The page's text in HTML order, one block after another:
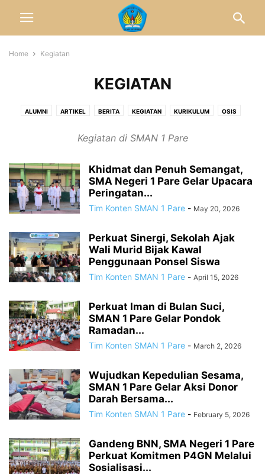
Home Kegiatan
KEGIATAN
ALUMNI ARTIKEL BERITA KEGIATAN KURIKULUM OSIS
Kegiatan di SMAN 1 Pare
Khidmat dan Penuh Semangat,
SMA Negeri 1 Pare Gelar Upacara
Peringatan...
Tim Konten SMAN 1 Pare - May 20, 2026
Perkuat Sinergi, Sekolah Ajak
Wali Murid Bijak Kawal
Penggunaan Ponsel Siswa
Tim Konten SMAN 1 Pare - April 15, 2026
Perkuat Iman di Bulan Suci,
SMAN 1 Pare Gelar Pondok
Ramadan...
Tim Konten SMAN 1 Pare - March 2, 2026
Wujudkan Kepedulian Sesama,
SMAN 1 Pare Gelar Aksi Donor
Darah Bersama...
Tim Konten SMAN 1 Pare - February 5, 2026
Gandeng BNN, SMA Negeri 1 Pare
Perkuat Komitmen P4GN Melalui
Sosialisasi...